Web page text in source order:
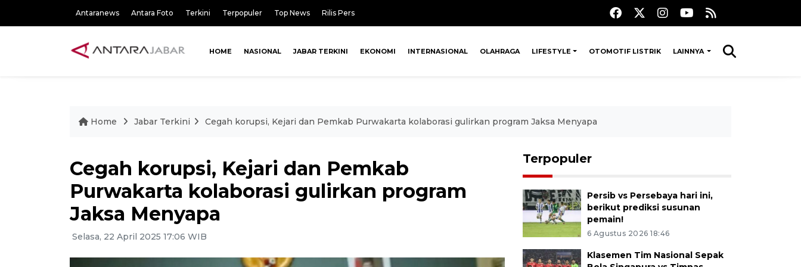
Antaranews Antara Foto Terkini Terpopuler Top News Rilis Pers
HOME NASIONAL JABAR TERKINI EKONOMI INTERNASIONAL OLAHRAGA LIFESTYLE OTOMOTIF LISTRIK LAINNYA
Home Jabar Terkini Cegah korupsi, Kejari dan Pemkab Purwakarta kolaborasi gulirkan program Jaksa Menyapa
Cegah korupsi, Kejari dan Pemkab
Purwakarta kolaborasi gulirkan program
Jaksa Menyapa
Selasa, 22 April 2025 17:06 WIB
Terpopuler
Persib vs Persebaya hari ini,
berikut prediksi susunan
pemain!
6 Agustus 2026 18:46
Klasemen Tim Nasional Sepak